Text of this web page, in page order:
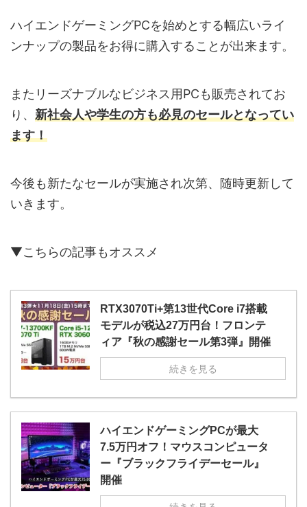
ハイエンドゲーミングPCを始めとする幅広いライ
ンナップの製品をお得に購入することが出来ます。
またリーズナブルなビジネス用PCも販売されてお
り、 新社会人や学生の方も必見のセールとなってい
ます！
今後も新たなセールが実施され次第、随時更新して
いきます。
▼こちらの記事もオススメ
RTX3070Ti+第13世代Core i7搭載
モデルが税込27万円台！フロンテ
ィア『秋の感謝セール第3弾』開催
続きを見る
ハイエンドゲーミングPCが最大
7.5万円オフ！マウスコンピュータ
ー『ブラックフライデーセール』
開催